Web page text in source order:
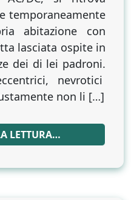
temporaneamente
abitazione con
lasciata ospite in
dei di lei padroni.
nevrotici
non li […]
LETTURA…